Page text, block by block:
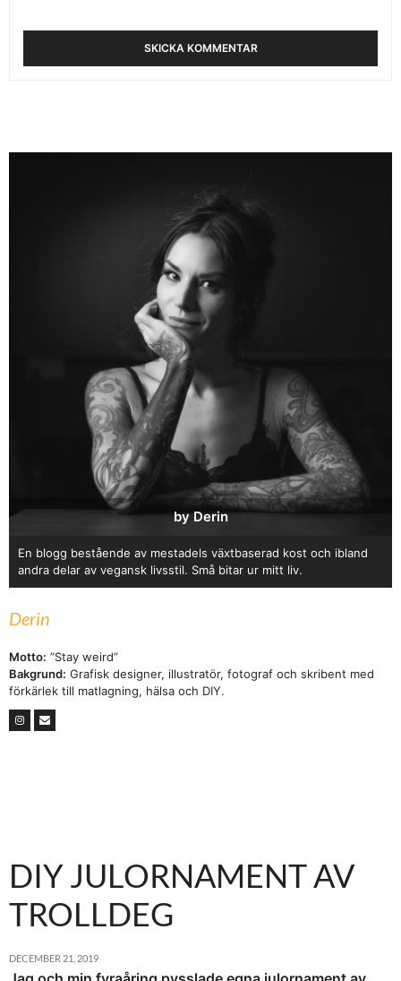
by Derin
En blogg bestående av mestadels växtbaserad kost och ibland
andra delar av vegansk livsstil. Små bitar ur mitt liv.
Derin
Motto: ”Stay weird”
Bakgrund: Grafisk designer, illustratör, fotograf och skribent med
förkärlek till matlagning, hälsa och DIY.
DIY JULORNAMENT AV
TROLLDEG
DECEMBER 21, 2019